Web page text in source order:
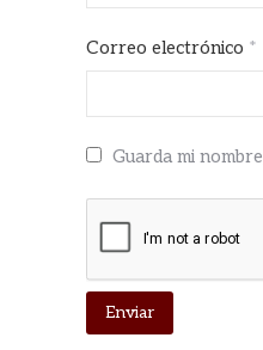
Correo electrónico *
Guarda mi